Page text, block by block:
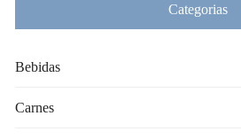
Categorias
Bebidas
Carnes